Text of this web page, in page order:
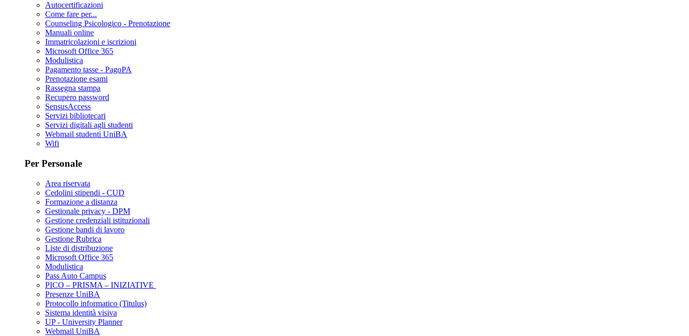
Autocertificazioni
Come fare per...
Counseling Psicologico - Prenotazione
Manuali online
Immatricolazioni e iscrizioni
Microsoft Office 365
Modulistica
Pagamento tasse - PagoPA
Prenotazione esami
Rassegna stampa
Recupero password
SensusAccess
Servizi bibliotecari
Servizi digitali agli studenti
Webmail studenti UniBA
Wifi
Per Personale
Area riservata
Cedolini stipendi - CUD
Formazione a distanza
Gestionale privacy - DPM
Gestione credenziali istituzionali
Gestione bandi di lavoro
Gestione Rubrica
Liste di distribuzione
Microsoft Office 365
Modulistica
Pass Auto Campus
PICO – PRISMA – INIZIATIVE
Presenze UniBA
Protocollo informatico (Titulus)
Sistema identità visiva
UP - University Planner
Webmail UniBA